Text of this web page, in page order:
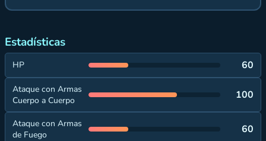
Estadísticas
HP 60
Ataque con Armas
Cuerpo a Cuerpo
100
Ataque con Armas
de Fuego
60